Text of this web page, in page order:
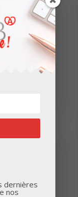
dernières
nos